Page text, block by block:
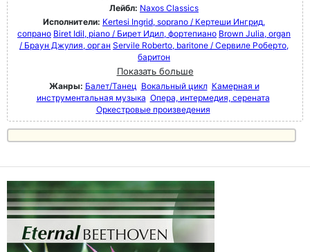
Лейбл: Naxos Classics
Исполнители: Kertesi Ingrid, soprano / Кертеши Ингрид,
сопрано Biret Idil, piano / Бирет Идил, фортепиано Brown Julia, organ
/ Браун Джулия, орган Servile Roberto, baritone / Сервиле Роберто,
баритон
Показать больше
Жанры: Балет/Танец Вокальный цикл Камерная и
инструментальная музыка Опера, интермедия, серената
Оркестровые произведения